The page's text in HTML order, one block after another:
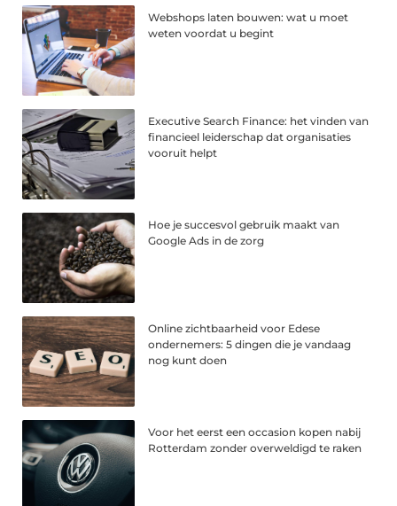
Webshops laten bouwen: wat u moet
weten voordat u begint
Executive Search Finance: het vinden van
financieel leiderschap dat organisaties
vooruit helpt
Hoe je succesvol gebruik maakt van
Google Ads in de zorg
Online zichtbaarheid voor Edese
ondernemers: 5 dingen die je vandaag
nog kunt doen
Voor het eerst een occasion kopen nabij
Rotterdam zonder overweldigd te raken